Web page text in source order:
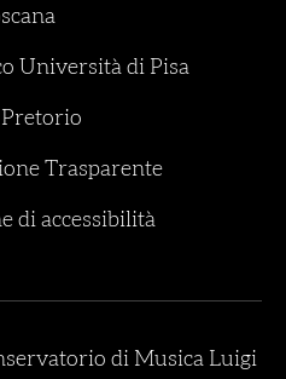
Università di Pisa
Trasparente
di accessibilità
di Musica Luigi